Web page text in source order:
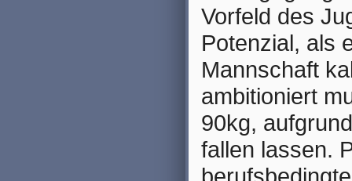
Vorfeld des
Potenzial, als
Mannschaft
ambitioniert
90kg,
fallen lassen.